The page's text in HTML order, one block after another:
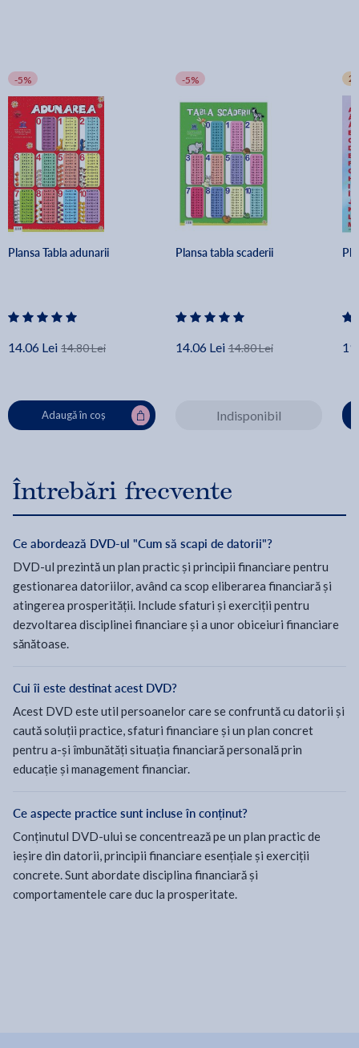
-5%
Plansa Tabla adunarii
14.06 Lei 14.80 Lei
Adaugă în coș
-5%
Plansa tabla scaderii
14.06 Lei 14.80 Lei
Indisponibil
Întrebări frecvente
Ce abordează DVD-ul "Cum să scapi de datorii"?
DVD-ul prezintă un plan practic și principii financiare pentru
gestionarea datoriilor, având ca scop eliberarea financiară și
atingerea prosperității. Include sfaturi și exerciții pentru
dezvoltarea disciplinei financiare și a unor obiceiuri financiare
sănătoase.
Cui îi este destinat acest DVD?
Acest DVD este util persoanelor care se confruntă cu datorii și
caută soluții practice, sfaturi financiare și un plan concret
pentru a-și îmbunătăți situația financiară personală prin
educație și management financiar.
Ce aspecte practice sunt incluse în conținut?
Conținutul DVD-ului se concentrează pe un plan practic de
ieșire din datorii, principii financiare esențiale și exerciții
concrete. Sunt abordate disciplina financiară și
comportamentele care duc la prosperitate.